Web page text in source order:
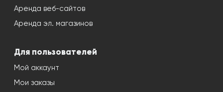
Аренда веб-сайтов
Аренда эл. магазинов
Для пользователей
Мой аккаунт
Мои заказы